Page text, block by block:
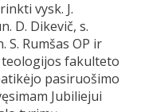
vysk. J.
D. Dikevič, s.
S. Rumšas OP ir
teologijos fakulteto
pasiruošimo
Jubiliejui